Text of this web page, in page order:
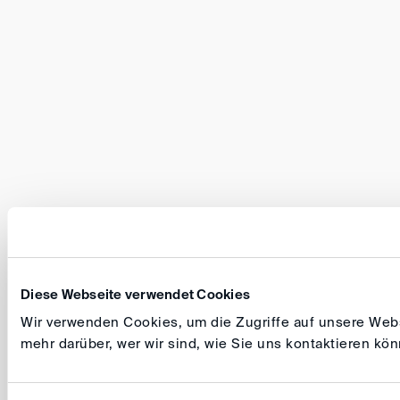
Diese Webseite verwendet Cookies
Wir verwenden Cookies, um die Zugriffe auf unsere
mehr darüber, wer wir sind, wie Sie uns kontaktieren